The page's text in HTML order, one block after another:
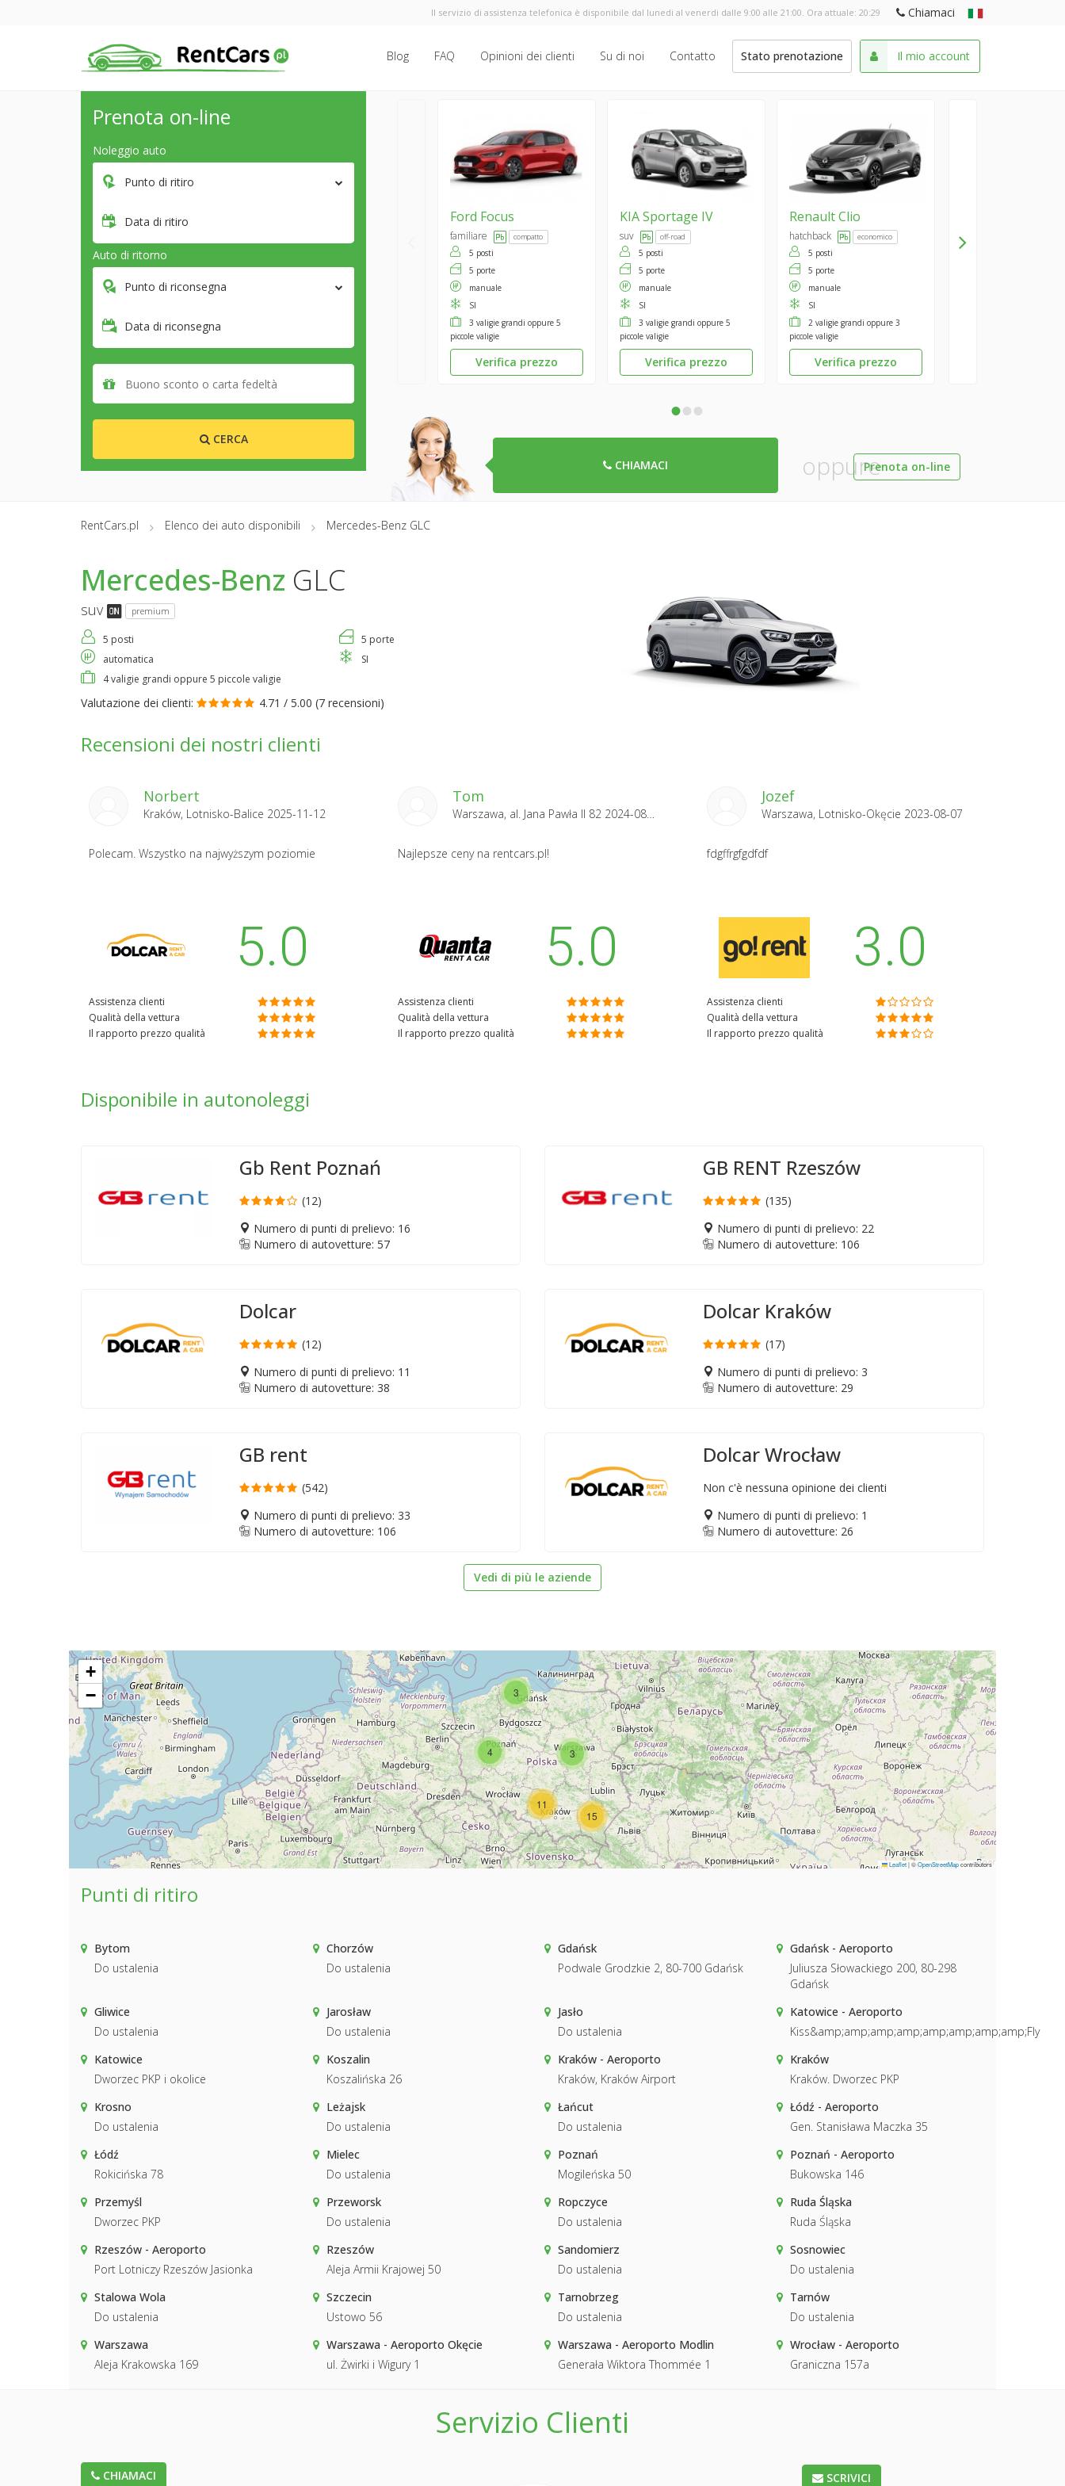
Il servizio di assistenza telefonica è disponibile dal lunedi al venerdi dalle 9:00 alle 21:00. Ora attuale: 20:29 Chiamaci
Blog FAQ Opinioni dei clienti Su di noi Contatto Stato prenotazione Il mio account
Prenota on-line
Noleggio auto
Punto di ritiro
Data di ritiro
Auto di ritorno
Punto di riconsegna
Data di riconsegna
CERCA
Ford Focus
familiare compatto
5 posti
5 porte
manuale
SI
3 valigie grandi oppure 5
piccole valigie
Verifica prezzo
KIASportage IV
suv off-road
5 posti
5 porte
manuale
SI
3 valigie grandi oppure 5
piccole valigie
Verifica prezzo
RenaultClio
hatchback economico
5 posti
5 porte
manuale
SI
2 valigie grandi oppure 3
piccole valigie
Verifica prezzo
•••
CHIAMACI oppurePrenota on-line
RentCars.pl Elenco dei auto disponibili Mercedes-Benz GLC
Mercedes-Benz GLC
suv premium
5 posti
5 porte
automatica
SI
4 valigie grandi oppure 5 piccole valigie
Valutazione dei clienti: 4.71 / 5.00 (7 recensioni)
Recensioni dei nostri clienti
Norbert
Kraków, Lotnisko-Balice 2025-11-12
Polecam. Wszystko na najwyższym poziomie
5.0
Assistenza clienti
Qualità della vettura
Il rapporto prezzo qualità
Tom
Najlepsze ceny na rentcars.pl!
5.0
Assistenza clienti
Qualità della vettura
Il rapporto prezzo qualità
Jozef
Warszawa, Lotnisko-Okęcie 2023-08-07
fdgffrgfgdfdf
3.0
Assistenza clienti
Qualità della vettura
Il rapporto prezzo qualità
Disponibile in autonoleggi
Gb Rent Poznań
(12)
Numero di punti di prelievo: 16
Numero di autovetture: 57
GB RENT Rzeszów
(135)
Numero di punti di prelievo: 22
Numero di autovetture: 106
Dolcar
(12)
Numero di punti di prelievo: 11
Numero di autovetture: 38
Dolcar Kraków
(17)
Numero di punti di prelievo: 3
Numero di autovetture: 29
GB rent
(542)
Numero di punti di prelievo: 33
Numero di autovetture: 106
Dolcar Wrocław
Non c'è nessuna opinione dei clienti
Numero di punti di prelievo: 1
Numero di autovetture: 26
Vedi di più le aziende
3
4
15
3
11
+
−
Leaflet|©OpenStreetMapcontributors
Punti di ritiro
Bytom
Do ustalenia
Chorzów
Do ustalenia
Gdańsk
Podwale Grodzkie 2, 80-700 Gdańsk
Gdańsk - Aeroporto
Juliusza Słowackiego 200, 80-298
Gdańsk
Gliwice
Do ustalenia
Jarosław
Do ustalenia
Jasło
Do ustalenia
Katowice - Aeroporto
Kiss&amp;amp;amp;amp;amp;amp;amp;amp;Fly
Katowice
Dworzec PKP i okolice
Koszalin
Koszalińska 26
Kraków - Aeroporto
Kraków, Kraków Airport
Kraków
Kraków. Dworzec PKP
Krosno
Do ustalenia
Leżajsk
Do ustalenia
Łańcut
Do ustalenia
Łódź - Aeroporto
Gen. Stanisława Maczka 35
Łódź
Rokicińska 78
Mielec
Do ustalenia
Poznań
Mogileńska 50
Poznań - Aeroporto
Bukowska 146
Przemyśl
Dworzec PKP
Przeworsk
Do ustalenia
Ropczyce
Do ustalenia
Ruda Śląska
Ruda Śląska
Rzeszów - Aeroporto
Port Lotniczy Rzeszów Jasionka
Rzeszów
Aleja Armii Krajowej 50
Sandomierz
Do ustalenia
Sosnowiec
Do ustalenia
Stalowa Wola
Do ustalenia
Szczecin
Ustowo 56
Tarnobrzeg
Do ustalenia
Tarnów
Do ustalenia
Warszawa
Aleja Krakowska 169
Warszawa - Aeroporto Okęcie
ul. Żwirki i Wigury 1
Warszawa - Aeroporto Modlin
Generała Wiktora Thommée 1
Wrocław - Aeroporto
Graniczna 157a
Servizio Clienti
CHIAMACI SCRIVICI